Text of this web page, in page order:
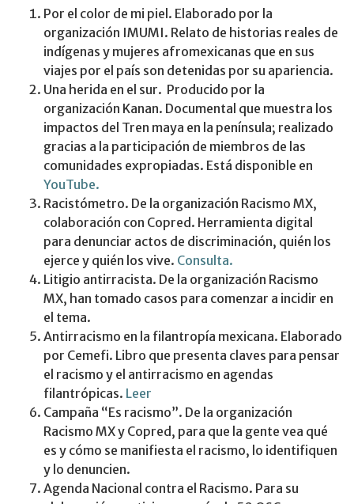
Por el color de mi piel. Elaborado por la
organización IMUMI. Relato de historias reales de
indígenas y mujeres afromexicanas que en sus
viajes por el país son detenidas por su apariencia.
Una herida en el sur. Producido por la
organización Kanan. Documental que muestra los
impactos del Tren maya en la península; realizado
gracias a la participación de miembros de las
comunidades expropiadas. Está disponible en
YouTube.
Racistómetro. De la organización Racismo MX,
colaboración con Copred. Herramienta digital
para denunciar actos de discriminación, quién los
ejerce y quién los vive. Consulta.
Litigio antirracista. De la organización Racismo
MX, han tomado casos para comenzar a incidir en
el tema.
Antirracismo en la filantropía mexicana. Elaborado
por Cemefi. Libro que presenta claves para pensar
el racismo y el antirracismo en agendas
filantrópicas. Leer
Campaña “Es racismo”. De la organización
Racismo MX y Copred, para que la gente vea qué
es y cómo se manifiesta el racismo, lo identifiquen
y lo denuncien.
Agenda Nacional contra el Racismo. Para su